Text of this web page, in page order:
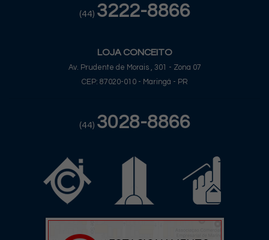
(44) 3222-8866
LOJA CONCEITO
Av. Prudente de Morais , 301 - Zona 07
CEP: 87020-010 - Maringá - PR
(44) 3028-8866